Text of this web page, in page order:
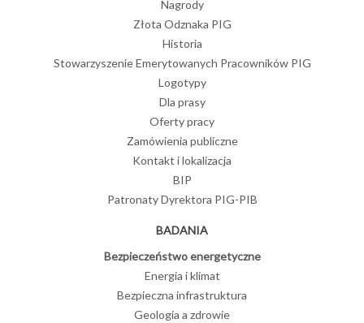
Nagrody
Złota Odznaka PIG
Historia
Stowarzyszenie Emerytowanych Pracowników PIG
Logotypy
Dla prasy
Oferty pracy
Zamówienia publiczne
Kontakt i lokalizacja
BIP
Patronaty Dyrektora PIG-PIB
BADANIA
Bezpieczeństwo energetyczne
Energia i klimat
Bezpieczna infrastruktura
Geologia a zdrowie